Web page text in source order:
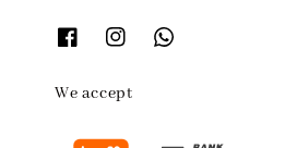
We accept